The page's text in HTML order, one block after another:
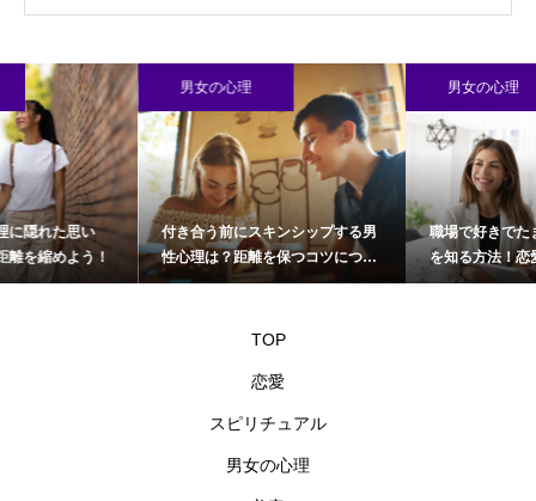
！
男女の心理
付き合う前にスキンシップする男
性心理は？距離を保つコツについ
て
男女の心理
職場で好きでたまらない男性
を知る方法！恋愛上手になろ
TOP
恋愛
スピリチュアル
男女の心理